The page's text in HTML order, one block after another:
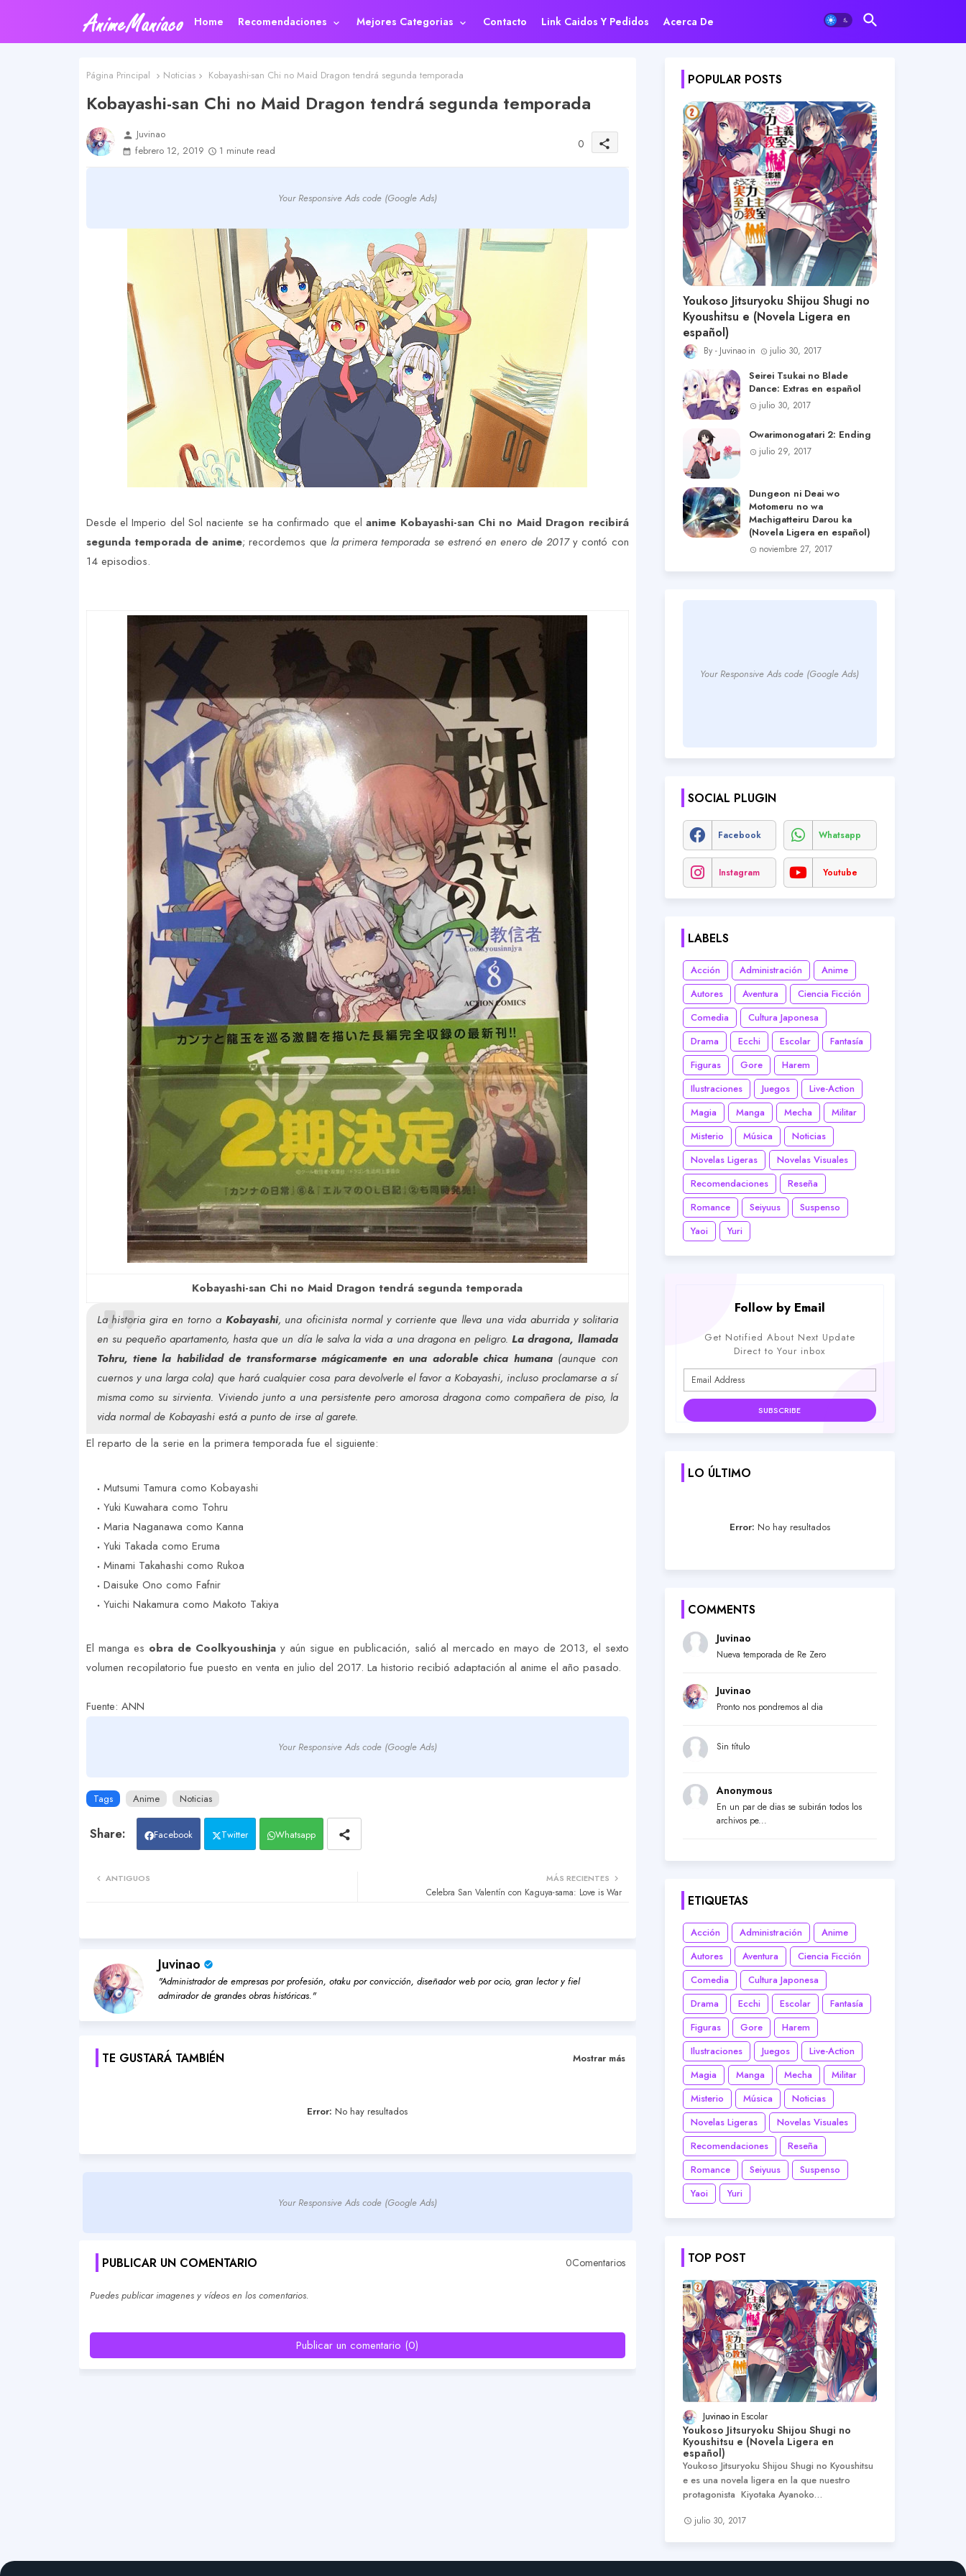
Home Recomendaciones Mejores Categorias Contacto Link Caidos Y Pedidos Acerca De
Página Principal Noticias Kobayashi-san Chi no Maid Dragon tendrá segunda temporada
Kobayashi-san Chi no Maid Dragon tendrá segunda temporada
person Juvinao
febrero 12, 2019
1 minute read 0 share
Your Responsive Ads code (Google Ads)
Desde el Imperio del Sol naciente se ha confirmado que el anime Kobayashi-san Chi no Maid Dragon recibirá
segunda temporada de anime; recordemos que la primera temporada se estrenó en enero de 2017y contó con
14 episodios.
Kobayashi-san Chi no Maid Dragon tendrá segunda temporada
La historia gira en torno a Kobayashi, una oficinista normal y corriente que lleva una vida aburrida y solitaria
en su pequeño apartamento, hasta que un día le salva la vida a una dragona en peligro.La dragona, llamada
Tohru, tiene la habilidad de transformarse mágicamente en una adorable chica humana(aunque con
cuernos y una larga cola) que hará cualquier cosa para devolverle el favor a Kobayashi, incluso proclamarse a sí
misma como su sirvienta. Viviendo junto a una persistente pero amorosa dragona como compañera de piso, la
vida normal de Kobayashi está a punto de irse al garete.
El reparto de la serie en la primera temporada fue el siguiente:
Mutsumi Tamura como Kobayashi
Yuki Kuwahara como Tohru
Maria Naganawa como Kanna
Yuki Takada como Eruma
Minami Takahashi como Rukoa
Daisuke Ono como Fafnir
Yuichi Nakamura como Makoto Takiya
El manga es obra de Coolkyoushinjay aún sigue en publicación, salió al mercado en mayo de 2013, el sexto
volumen recopilatorio fue puesto en venta en julio del 2017. La historio recibió adaptación al anime el año pasado.
Fuente: ANN
Your Responsive Ads code (Google Ads)
Tags Anime Noticias
Facebook Twitter Whatsapp
MÁS RECIENTES
Celebra San Valentín con Kaguya-sama: Love is War
ANTIGUOS
Juvinao
"Administrador de empresas por profesión, otaku por convicción, diseñador web por ocio, gran lector y fiel
admirador de grandes obras históricas."
TE GUSTARÁ TAMBIÉN Mostrar más
Error: No hay resultados
Your Responsive Ads code (Google Ads)
PUBLICAR UN COMENTARIO 0Comentarios
Puedes publicar imagenes y vídeos en los comentarios.
Publicar un comentario (0)
POPULAR POSTS
Youkoso Jitsuryoku Shijou Shugi no
Kyoushitsu e (Novela Ligera en
español)
Juvinao julio 30, 2017
Seirei Tsukai no Blade
Dance: Extras en español
julio 30, 2017
Owarimonogatari 2: Ending
julio 29, 2017
Dungeon ni Deai wo
Motomeru no wa
Machigatteiru Darou ka
(Novela Ligera en español)
noviembre 27, 2017
Your Responsive Ads code (Google Ads)
SOCIAL PLUGIN
Facebook Whatsapp
Instagram Youtube
LABELS
Acción Administración
Anime
Autores
Aventura
Ciencia Ficción
Comedia
Cultura Japonesa
Drama
Ecchi Escolar
Fantasía
Figuras
Gore
Harem
Ilustraciones
Juegos
Live-Action
Magia
Manga Mecha
Militar
Misterio
Música
Noticias
Novelas Ligeras
Novelas Visuales
Recomendaciones
Reseña
Romance
Seiyuus
Suspenso
Yaoi
Yuri
Follow by Email
Get Notified About Next Update
Direct to Your inbox
LO ÚLTIMO
Error: No hay resultados
COMMENTS
Juvinao
Nueva temporada de Re Zero
Juvinao
Pronto nos pondremos al dia
Sin título
Anonymous
En un par de dias se subirán todos los
archivos pe...
ETIQUETAS
Acción Administración
Anime
Autores
Aventura
Ciencia Ficción
Comedia
Cultura Japonesa
Drama
Ecchi Escolar
Fantasía
Figuras
Gore
Harem
Ilustraciones
Juegos
Live-Action
Magia
Manga Mecha
Militar
Misterio
Música
Noticias
Novelas Ligeras
Novelas Visuales
Recomendaciones
Reseña
Romance
Seiyuus
Suspenso
Yaoi
Yuri
TOP POST
Juvinao Escolar
Youkoso Jitsuryoku Shijou Shugi no
Kyoushitsu e (Novela Ligera en
español)
Youkoso Jitsuryoku Shijou Shugi no Kyoushitsu
e es una novela ligera en la que nuestro
protagonista Kiyotaka Ayanoko…
julio 30, 2017